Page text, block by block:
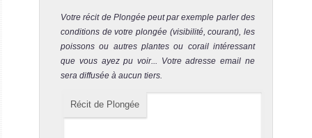
Votre récit de Plongée peut par exemple parler des
conditions de votre plongée (visibilité, courant), les
poissons ou autres plantes ou corail intéressant
que vous ayez pu voir... Votre adresse email ne
sera diffusée à aucun tiers.
Récit de Plongée